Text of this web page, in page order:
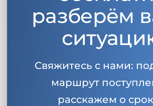
разберём
Свяжитесь с нами:
маршрут
расскажем о